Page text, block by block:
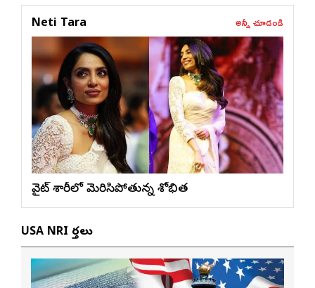
Neti Tara అన్నీ చూడండి
వైట్ శారీలో మెరిసిపోతున్న శోభిత
USA NRI వార్తలు